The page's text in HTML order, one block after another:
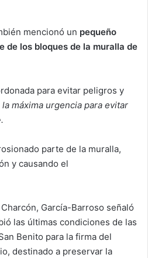
mencionó un pequeño
de los bloques de la muralla de
para evitar peligros y
máxima urgencia para evitar
parte de la muralla,
y causando el
García-Barroso señaló
las últimas condiciones de las
Benito para la firma del
destinado a preservar la